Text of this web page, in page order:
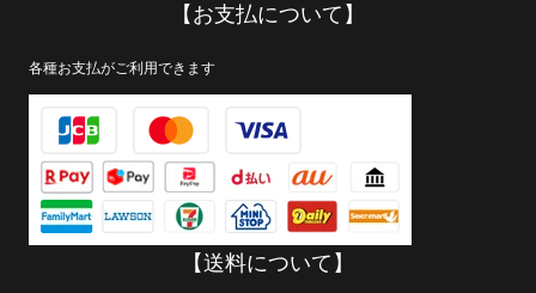
【お支払について】
各種お支払がご利用できます
【送料について】